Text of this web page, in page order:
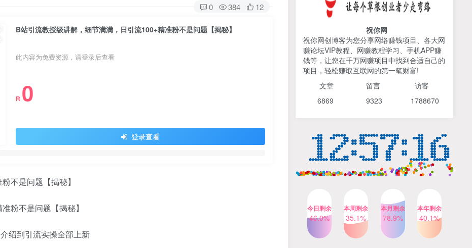
0 384 12
B站引流教授级讲解，细节满满，日引流100+精准粉不是问题【揭秘】
此内容为免费资源，请登录后查看
R 0
登录查看
不是问题【揭秘】
绍到引流实操全部上新
425人已阅读
AI编程出海实战课：10分钟速建AI网站
+支付登陆对接，掌握出海全流程
2026姜胡说流量&商业设
计，把流量转化为留量，设
计自己的商业模式
6个月前 425人已阅读
TOP2
货，以混剪为主，不需要真
小红书笔记带货课，流量电
商新机会，抓住小红书的流
量红利(更新26年2月)
5个月前 419人已阅读
TOP4
公众号流量主之星座盘点赛
TOP5
AI商业编程智能体开发课：
掌握LangChain+LangGraph
构建多智能体协同架构的核
4个月前 417人已阅读
TOP6
祝你网
祝你网创博客为您分享网络赚钱项目、各大网
赚论坛VIP教程、网赚教程学习、手机APP赚
钱等，让您在千万网赚项目中找到合适自己的
项目，轻松赚取互联网的第一笔财富!
文章 留言 访客
6869 9323 1788670
今日剩余
46.0%
本周剩余
35.1%
本月剩余
78.9%
本年剩余
40.1%